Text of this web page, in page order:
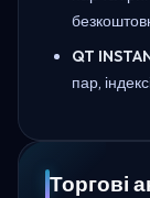
QT
пар,
Торгові